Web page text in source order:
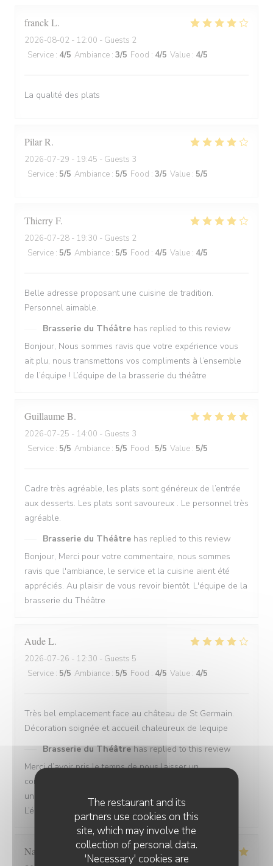
The restaurant and its
partners use cookies on this
site, which may involve the
collection of personal data.
'Necessary' cookies are
franck L
2026-08-02 - 12:00 - Guests 2
Service : 4/5 Ambiance : 3/5 Food : 4/5 Value : 4/5
La qualité des plats
PilarR
2026-07-29 - 19:45 - Guests 3
Service : 5/5 Ambiance : 5/5 Food : 3/5 Value : 5/5
ThierryF
2026-07-28 - 19:30 - Guests 2
Service : 5/5 Ambiance : 5/5 Food : 4/5 Value : 4/5
Belle adresse proposant une cuisine de tradition.
Personnel aimable.
Brasserie du Théâtre has replied to this review
Bonjour, Nous sommes ravis que votre expérience vous
ait plu, nous transmettons vos compliments à l’ensemble
de l’équipe ! L’équipe de la brasserie du théâtre
GuillaumeB
2026-07-25 - 14:00 - Guests 3
Service : 5/5 Ambiance : 5/5 Food : 5/5 Value : 5/5
Cadre très agréable, les plats sont généreux de l’entrée
aux desserts. Les plats sont savoureux . Le personnel très
agréable.
Brasserie du Théâtre has replied to this review
Bonjour, Merci pour votre commentaire, nous sommes
ravis que l'ambiance, le service et la cuisine aient été
appréciés. Au plaisir de vous revoir bientôt. L'équipe de la
brasserie du Théâtre
AudeL
2026-07-26 - 12:30 - Guests 5
Service : 5/5 Ambiance : 5/5 Food : 4/5 Value : 4/5
Très bel emplacement face au château de St Germain.
Décoration soignée et accueil chaleureux de lequipe
Brasserie du Théâtre has replied to this review
Merci d’avoir pris le temps de nous laisser un
commentaire. Nous sommes ravis que vous ayez passé
un bon moment, nous espérons vous revoir bientôt !
L’équipe de la Brasserie du Théâtre.
Nathalie